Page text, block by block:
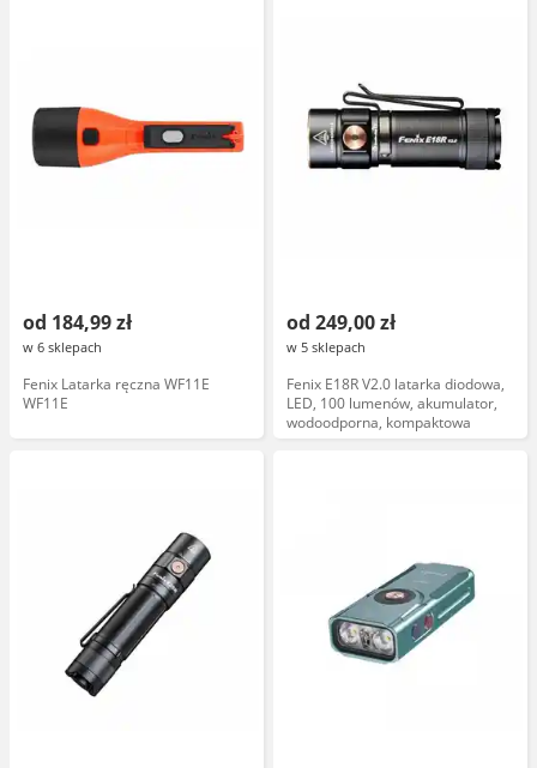
od 184,99 zł
w 6 sklepach
Fenix Latarka ręczna WF11E
WF11E
od 249,00 zł
w 5 sklepach
Fenix E18R V2.0 latarka diodowa,
LED, 100 lumenów, akumulator,
wodoodporna, kompaktowa